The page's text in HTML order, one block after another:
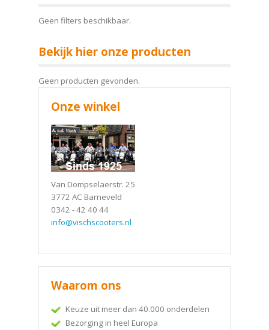
Geen filters beschikbaar.
Bekijk hier onze producten
Geen producten gevonden.
Onze winkel
Van Dompselaerstr. 25
3772 AC Barneveld
0342 - 42 40 44
info@vischscooters.nl
Waarom ons
Keuze uit meer dan 40.000 onderdelen
Bezorging in heel Europa